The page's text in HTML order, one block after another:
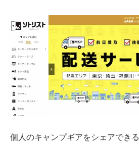
個人のキャンプギアをシェアできる